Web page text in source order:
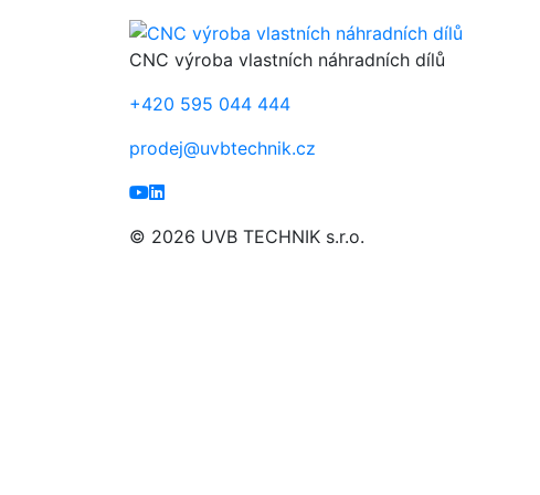
CNC výroba vlastních náhradních dílů
+420 595 044 444
prodej@uvbtechnik.cz
© 2026 UVB TECHNIK s.r.o.